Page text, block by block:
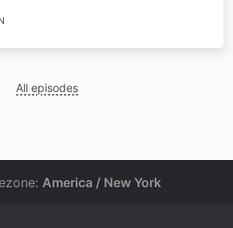
All episodes
America / New York